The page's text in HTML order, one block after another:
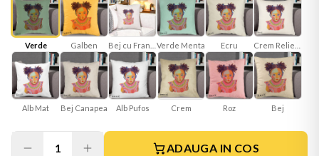
Verde Galben Verde Menta Ecru
Alb Mat Bej Canapea Alb Pufos Crem Roz Bej
1 ADAUGA IN COS